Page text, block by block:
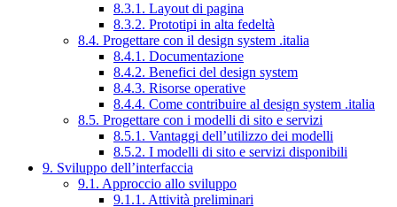
8.3.1. Layout di pagina
8.3.2. Prototipi in alta fedeltà
8.4. Progettare con il design system .italia
8.4.1. Documentazione
8.4.2. Benefici del design system
8.4.3. Risorse operative
8.4.4. Come contribuire al design system .italia
8.5. Progettare con i modelli di sito e servizi
8.5.1. Vantaggi dell’utilizzo dei modelli
8.5.2. I modelli di sito e servizi disponibili
9. Sviluppo dell’interfaccia
9.1. Approccio allo sviluppo
9.1.1. Attività preliminari